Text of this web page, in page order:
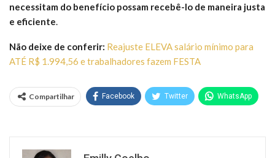
necessitam do benefício possam recebê-lo de maneira justa
e eficiente
Não deixe de conferir: Reajuste ELEVA salário mínimo para
ATÉ R$ 1.994,56 e trabalhadores fazem FESTA
Compartilhar Facebook Twitter WhatsApp